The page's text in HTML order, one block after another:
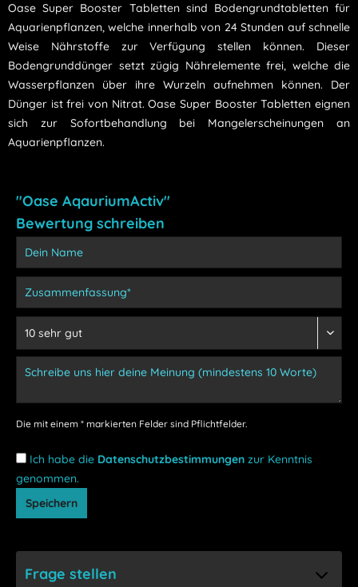
Oase Super Booster Tabletten sind Bodengrundtabletten für
Aquarienpflanzen, welche innerhalb von 24 Stunden auf schnelle
Weise Nährstoffe zur Verfügung stellen können. Dieser
Bodengrunddünger setzt zügig Nährelemente frei, welche die
Wasserpflanzen über ihre Wurzeln aufnehmen können. Der
Dünger ist frei von Nitrat. Oase Super Booster Tabletten eignen
sich zur Sofortbehandlung bei Mangelerscheinungen an
Aquarienpflanzen.
"Oase AqauriumActiv"
Bewertung schreiben
Die mit einem * markierten Felder sind Pflichtfelder.
Ich habe die Datenschutzbestimmungen zur Kenntnis
genommen.
Speichern
Frage stellen